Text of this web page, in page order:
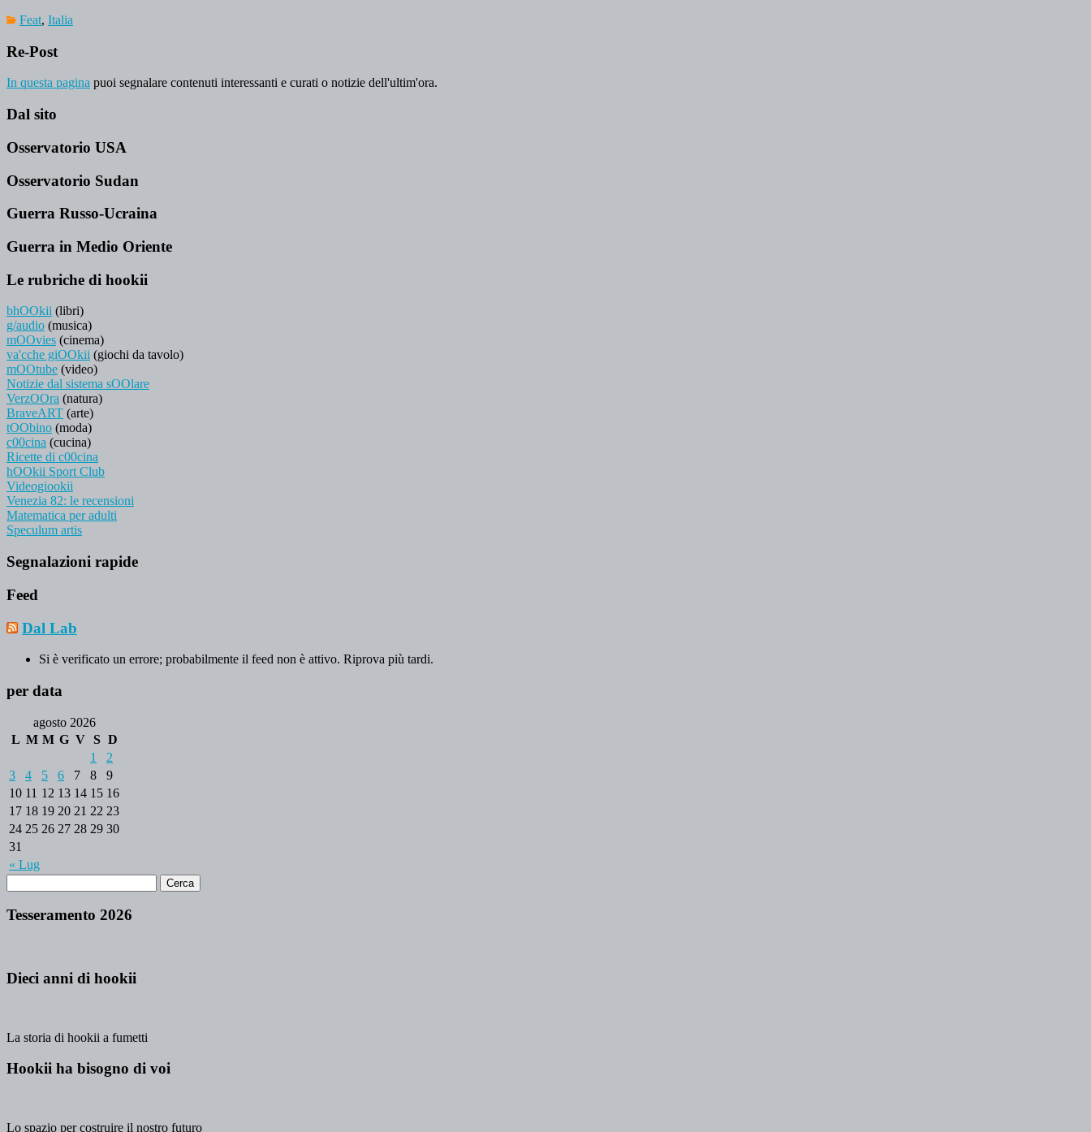
Feat, Italia
Re-Post
In questa pagina puoi segnalare contenuti interessanti e curati o notizie dell'ultim'ora.
Dal sito
Osservatorio USA
Osservatorio Sudan
Guerra Russo-Ucraina
Guerra in Medio Oriente
Le rubriche di hookii
bhOOkii (libri)
g/audio (musica)
mOOvies (cinema)
va'cche giOOkii (giochi da tavolo)
mOOtube (video)
Notizie dal sistema sOOlare
VerzOOra (natura)
BraveART (arte)
tOObino (moda)
c00cina (cucina)
Ricette di c00cina
hOOkii Sport Club
Videogiookii
Venezia 82: le recensioni
Matematica per adulti
Speculum artis
Segnalazioni rapide
Feed
Dal Lab
Si è verificato un errore; probabilmente il feed non è attivo. Riprova più tardi.
per data
agosto 2026
L M M G V S D
« Lug
1
2
3
4 5 6 7 8
9
10 11 12 13 14 15 16
17 18 19 20 21 22 23
24 25 26 27 28 29 30
31
Tesseramento 2026
Dieci anni di hookii
La storia di hookii a fumetti
Hookii ha bisogno di voi
Lo spazio per costruire il nostro futuro